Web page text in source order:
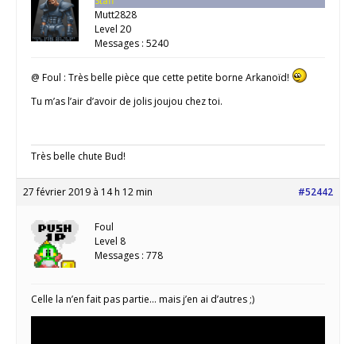
Mutt2828
Level 20
Messages : 5240
@ Foul : Très belle pièce que cette petite borne Arkanoïd!
Tu m’as l’air d’avoir de jolis joujou chez toi.
Très belle chute Bud!
27 février 2019 à 14 h 12 min #52442
Foul
Level 8
Messages : 778
Celle la n’en fait pas partie… mais j’en ai d’autres ;)